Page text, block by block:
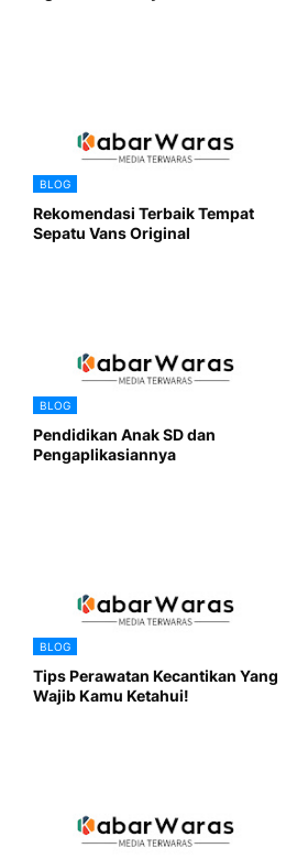
BLOG
Rekomendasi Terbaik Tempat
Sepatu Vans Original
BLOG
Pendidikan Anak SD dan
Pengaplikasiannya
BLOG
Tips Perawatan Kecantikan Yang
Wajib Kamu Ketahui!